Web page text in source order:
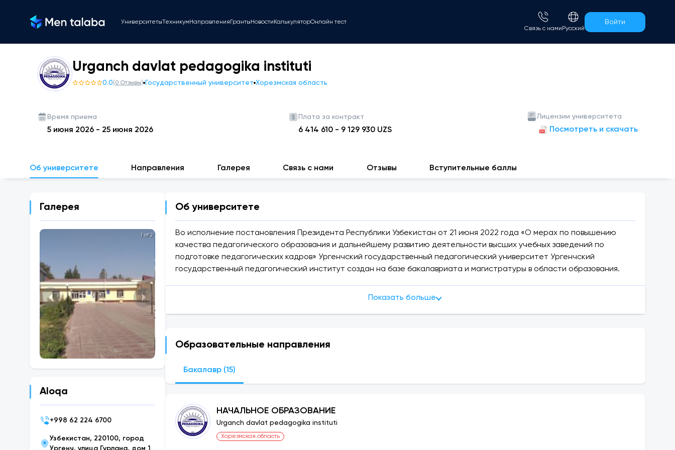
УниверситетыТехникум Направления Гранты Новости КалькуляторОнлайн тест
Связь с нами Русский
Войти
Urganch davlat pedagogika instituti
0.0(0 Отзывы) Государственный университет Хорезмская область
Время приема
5 июня 2026 - 25 июня 2026
Плата за контракт
6 414 610 - 9 129 930 UZS
Лицензии университета
Посмотреть и скачать
Об университете Направления Галерея Связь с нами Отзывы Вступительные баллы
Галерея
1 of 2
Aloqa
+998 62 224 6700
Узбекистан, 220100, город
Ургенч, улица Гурлана, дом 1
Об университете
Во исполнение постановления Президента Республики Узбекистан от 21 июня 2022 года «О мерах по повышению
качества педагогического образования и дальнейшему развитию деятельности высших учебных заведений по
подготовке педагогических кадров» Ургенчский государственный педагогический университет Ургенчский
государственный педагогический институт создан на базе бакалавриата и магистратуры в области образования.
В настоящее время в нашем институте имеется 2 факультета. Это факультет филологии и искусств и факультет
бакалавриата по очной и заочной форме обучения. На этих курсах бакалавриата обучаются 1760 студентов.
Работы, проделанные в Ургенчском государственном педагогическом институте за последние шесть месяцев:
2). издано 3 учебника, 6 монографий и 9 учебно-методических, 12 учебных пособий;
3). Иностранных грантов: 1, в том числе проект по программе США FEP.
Показать больше
Образовательные направления
Бакалавр (15)
НАЧАЛЬНОЕ ОБРАЗОВАНИЕ
Urganch davlat pedagogika instituti
Хорезмская область